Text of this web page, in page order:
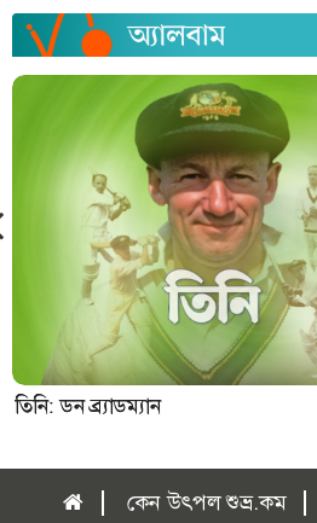
তিনি: ডন ব্র্যাডম্যান
কেন উৎপল শুভ্র.কম